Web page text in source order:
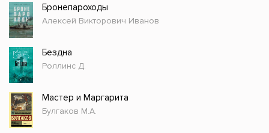
Бронепароходы
Алексей Викторович Иванов
Бездна
Роллинс Д.
Мастер и Маргарита
Булгаков М.А.